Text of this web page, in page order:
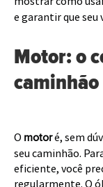
e garantir que seu
Motor: o
caminhão
O motoré, sem
seu caminhão.
eficiente, você
regularmente. O